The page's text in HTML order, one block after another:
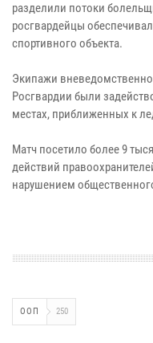
разделили потоки
росгвардейцы
спортивного объекта.
Экипажи
Росгвардии были
местах, приближенных к
Матч посетило более 9
действий
нарушением
ООП 250